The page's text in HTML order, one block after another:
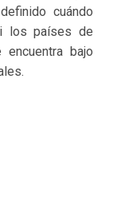
cuándo
los países de
bajo